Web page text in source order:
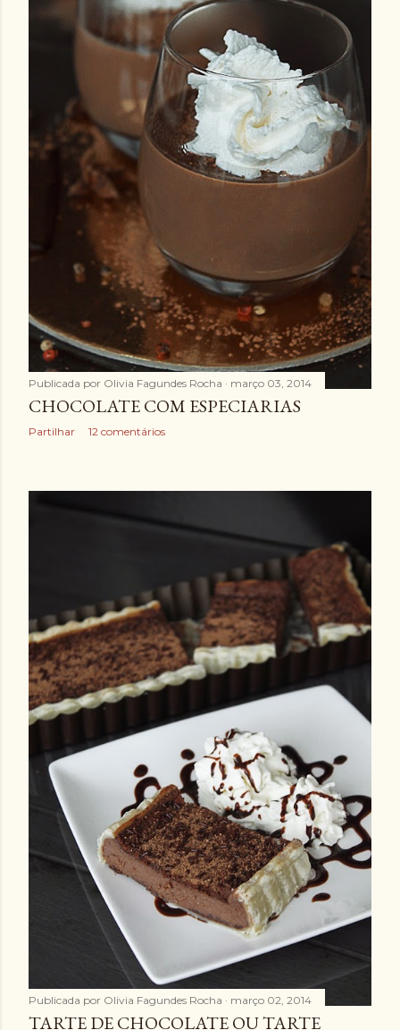
Publicada por Olivia Fagundes Rocha março 03, 2014
CHOCOLATE COM ESPECIARIAS
Partilhar 12 comentários
Publicada por Olivia Fagundes Rocha março 02, 2014
TARTE DE CHOCOLATE OU TARTE